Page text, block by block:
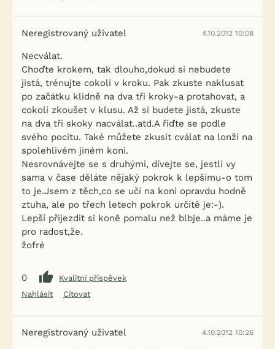
Neregistrovaný uživatel 4.10.2012 10:08
Necválat.
Choďte krokem, tak dlouho,dokud si nebudete
jistá, trénujte cokoli v kroku. Pak zkuste naklusat
po začátku klidně na dva tři kroky-a protahovat, a
cokoli zkoušet v klusu. Až si budete jistá, zkuste
na dva tři skoky nacválat..atd.A řiďte se podle
svého pocitu. Také můžete zkusit cválat na lonži na
spolehlivém jiném koni.
Nesrovnávejte se s druhými, dívejte se, jestli vy
sama v čase děláte nějaký pokrok k lepšímu-o tom
to je.Jsem z těch,co se učí na koni opravdu hodně
ztuha, ale po třech letech pokrok určitě je:-).
Lepší přijezdit si koně pomalu než blbje..a máme je
pro radost,že.
žofré
0
Kvalitní příspěvek
Nahlásit
Citovat
Neregistrovaný uživatel 4.10.2012 10:26